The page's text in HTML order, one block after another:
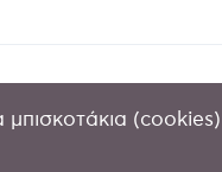
© 2024 by